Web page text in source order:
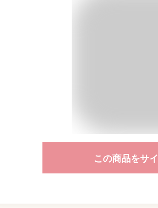
この商品をサ